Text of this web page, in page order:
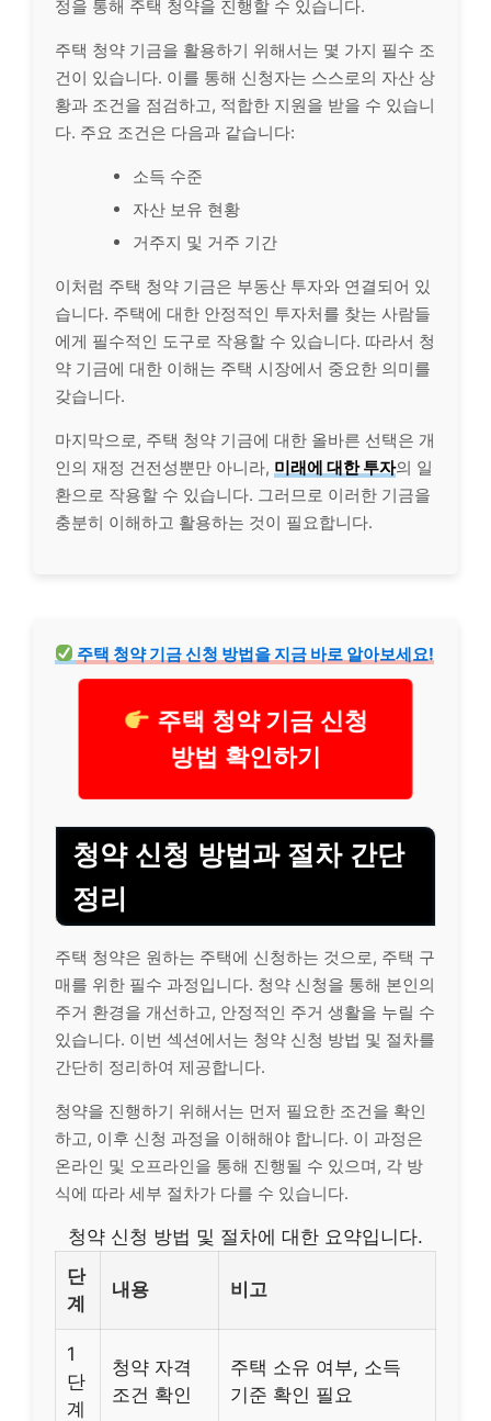
정을 통해 주택 청약을 진행할 수 있습니다.
주택 청약 기금을 활용하기 위해서는 몇 가지 필수 조
건이 있습니다. 이를 통해 신청자는 스스로의 자산 상
황과 조건을 점검하고, 적합한 지원을 받을 수 있습니
다. 주요 조건은 다음과 같습니다:
소득 수준
자산 보유 현황
거주지 및 거주 기간
이처럼 주택 청약 기금은 부동산 투자와 연결되어 있
습니다. 주택에 대한 안정적인 투자처를 찾는 사람들
에게 필수적인 도구로 작용할 수 있습니다. 따라서 청
약 기금에 대한 이해는 주택 시장에서 중요한 의미를
갖습니다.
마지막으로, 주택 청약 기금에 대한 올바른 선택은 개
인의 재정 건전성뿐만 아니라, 미래에 대한 투자의 일
환으로 작용할 수 있습니다. 그러므로 이러한 기금을
충분히 이해하고 활용하는 것이 필요합니다.
주택 청약 기금 신청 방법을 지금 바로 알아보세요!
주택 청약 기금 신청
방법 확인하기
청약 신청 방법과 절차 간단
정리
주택 청약은 원하는 주택에 신청하는 것으로, 주택 구
매를 위한 필수 과정입니다. 청약 신청을 통해 본인의
주거 환경을 개선하고, 안정적인 주거 생활을 누릴 수
있습니다. 이번 섹션에서는 청약 신청 방법 및 절차를
간단히 정리하여 제공합니다.
청약을 진행하기 위해서는 먼저 필요한 조건을 확인
하고, 이후 신청 과정을 이해해야 합니다. 이 과정은
온라인 및 오프라인을 통해 진행될 수 있으며, 각 방
식에 따라 세부 절차가 다를 수 있습니다.
청약 신청 방법 및 절차에 대한 요약입니다.
단
계
내용 비고
1
단
계
청약 자격
조건 확인
주택 소유 여부, 소득
기준 확인 필요